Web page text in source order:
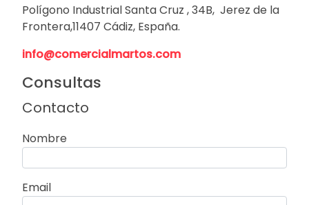
Polígono Industrial Santa Cruz , 34B, Jerez de la
Frontera,11407 Cádiz, España.
info@comercialmartos.com
Consultas
Contacto
Nombre
Email